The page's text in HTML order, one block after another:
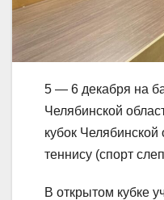
5 — 6 декабря на
Челябинской
кубок
теннису (спорт
В открытом кубке